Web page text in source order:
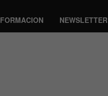
FORMACION NEWSLETTER